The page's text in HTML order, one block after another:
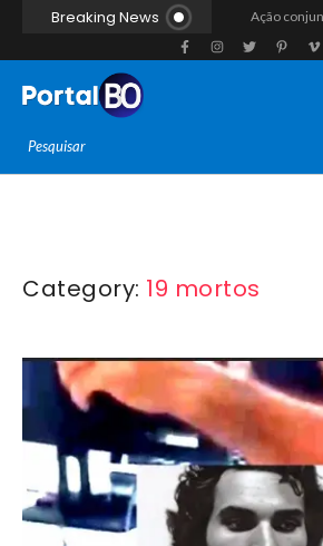
Breaking News
Category: 19 mortos